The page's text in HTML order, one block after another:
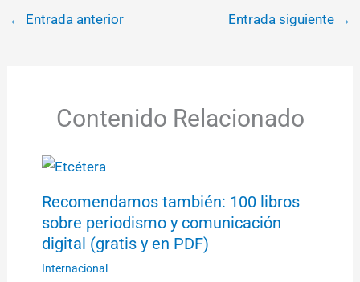
← Entrada anterior Entrada siguiente →
Contenido Relacionado
Recomendamos también: 100 libros
sobre periodismo y comunicación
digital (gratis y en PDF)
Internacional